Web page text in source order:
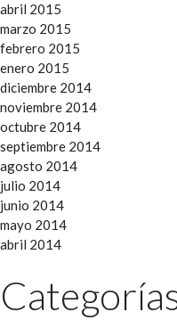
abril 2015
marzo 2015
febrero 2015
enero 2015
diciembre 2014
noviembre 2014
octubre 2014
septiembre 2014
agosto 2014
julio 2014
junio 2014
mayo 2014
abril 2014